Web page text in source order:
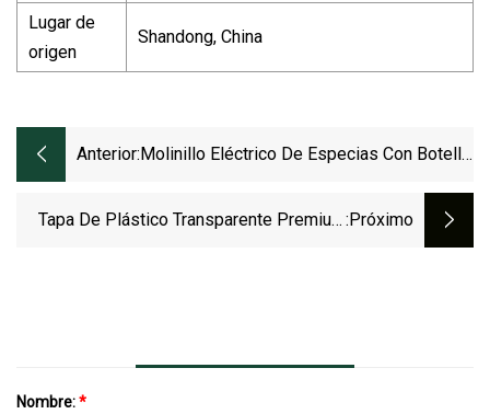
Lugar de
origen
Shandong, China
Anterior: Molinillo Eléctrico De Especias Con Botella
Pimienta.
Tapa De Plástico Transparente Premium :próximo
Nombre:*